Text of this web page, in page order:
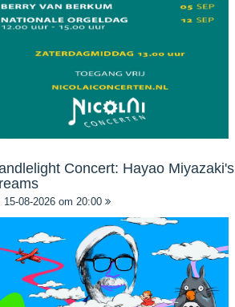
Concert: Hayao Miyazaki's
15-08-2026 om 20:00